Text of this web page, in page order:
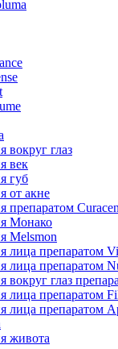
вокруг глаз
век
губ
от акне
препаратом Curacen
Монако
Melsmon
лица препаратом
лица препаратом
вокруг глаз
лица препаратом
лица препаратом
живота